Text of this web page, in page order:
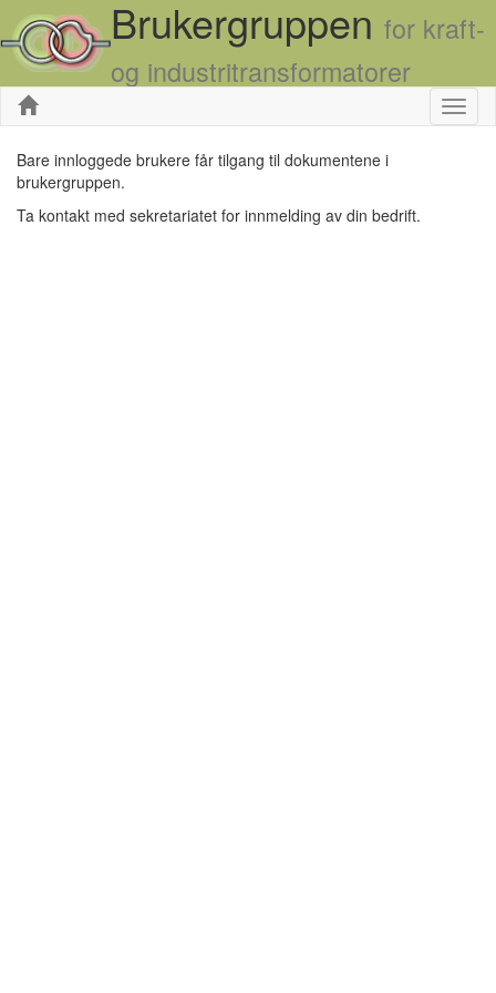
Brukergruppen for kraft-
og industritransformatorer
Skjul
Bare innloggede brukere får tilgang til dokumentene i
brukergruppen.
Ta kontakt med sekretariatet for innmelding av din bedrift.